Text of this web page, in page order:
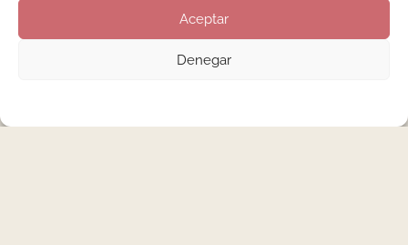
Aceptar
Denegar
7 soluciones para retirar el
esmalte de uñas sin utilizar